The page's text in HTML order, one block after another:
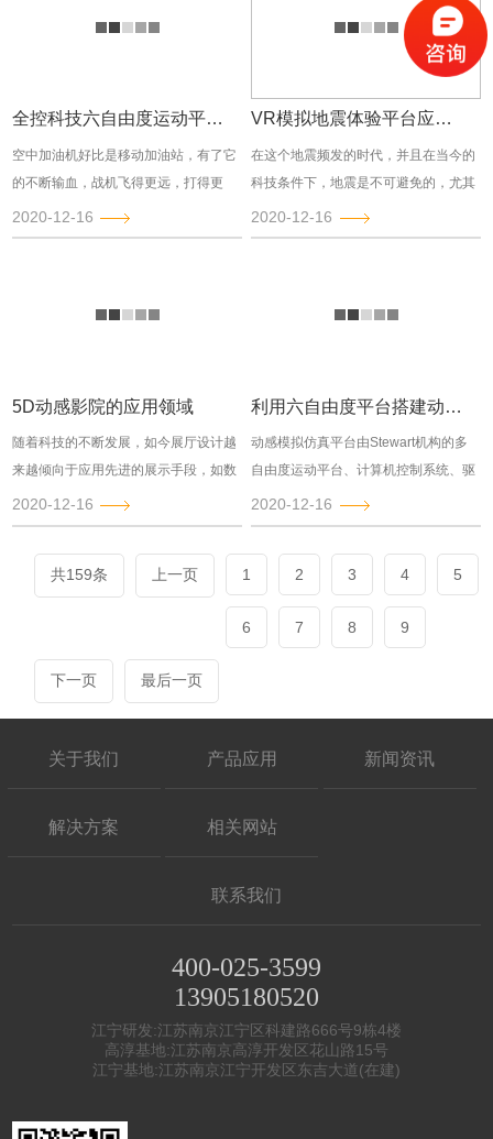
全控科技六自由度运动平台在加受油地面模拟中的研究
空中加油机好比是移动加油站，有了它
的不断输血，战机飞得更远，打得更
久，增强了航空兵的远程作战、快速反
应和持续作战能力，被...
2020-12-16
VR模拟地震体验平台应用场景愈加广泛
在这个地震频发的时代，并且在当今的
科技条件下，地震是不可避免的，尤其
是处于地震带的同胞们，比如当时震惊
世界的汶川地震，面...
2020-12-16
5D动感影院的应用领域
随着科技的不断发展，如今展厅设计越
来越倾向于应用先进的展示手段，如数
字沙盘、全息、球幕等等。在众多的互
动展项中，5d动感...
2020-12-16
利用六自由度平台搭建动感模拟仿真平台
动感模拟仿真平台由Stewart机构的多
自由度运动平台、计算机控制系统、驱
动系统等组成。下平台安装在地面，用
于固定基座，...
2020-12-16
共159条 上一页 1 2 3 4 5
6 7 8 9
下一页 最后一页
关于我们 产品应用 新闻资讯
解决方案 相关网站
联系我们
400-025-3599
13905180520
江宁研发:江苏南京江宁区科建路666号9栋4楼
高淳基地:江苏南京高淳开发区花山路15号
江宁基地:江苏南京江宁开发区东吉大道(在建)